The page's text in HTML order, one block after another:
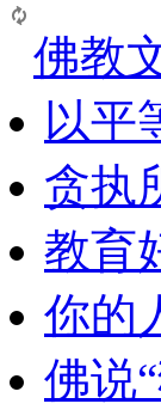
佛教
以平
贪执
教育
你的
佛说